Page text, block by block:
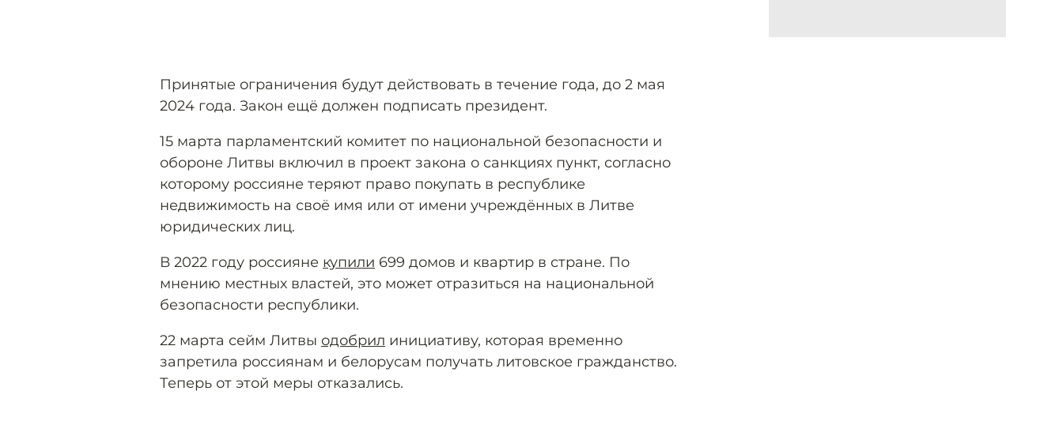
Принятые ограничения будут действовать в течение года, до 2 мая
2024 года. Закон ещё должен подписать президент.
15 марта парламентский комитет по национальной безопасности и
обороне Литвы включил в проект закона о санкциях пункт, согласно
которому россияне теряют право покупать в республике
недвижимость на своё имя или от имени учреждённых в Литве
юридических лиц.
В 2022 году россияне купили 699 домов и квартир в стране. По
мнению местных властей, это может отразиться на национальной
безопасности республики.
22 марта сейм Литвы одобрил инициативу, которая временно
запретила россиянам и белорусам получать литовское гражданство.
Теперь от этой меры отказались.